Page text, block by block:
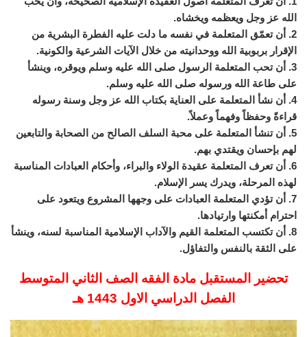
الله عز وجل ويعظمه ويخشاه.
2. أن تعمّق المتعلمة في نفسه ما دلت عليه الفطرة البشرية من
الإقرار بربوبية الله ووحدانيته من خلال الآيات الشرعية والكونية.
3. أن تحب المتعلمة الرسول صلى الله عليه وسلم ويوقره، وينشأ
على طاعة الله ورسوله صلى الله عليه وسلم.
4. أن نشأ المتعلمة على العناية بكتاب الله عز وجل وسنة رسوله
قراءةً وحفظاً وفهماً وعملاً.
5. أن تنشأ المتعلمة على محبة السلف الصالح من الصحابة والتابعين
لهم بإحسان ويقتدي بهم.
6. أن تعرف المتعلمة عقيدة الولاء والبراء، وأحكام العبادات المناسبة
لهذه المرحلة، ويدرك يسر الإسلام.
7. أن تؤدي المتعلمة العبادات على وجهها المشروع ويتعود على
احترام أمكنتها وارتيادها.
8. أن تكتسب المتعلمة القيم والآداب الإسلامية المناسبة لسنه، وينشأ
على الثقة بالنفس والتفاؤل.
تحضير المستقبل مادة الفقه الصف الثاني المتوسط
الفصل الدراسي الاول 1443 هـ